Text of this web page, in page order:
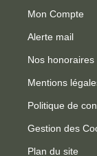
Mon Compte
Alerte mail
Nos honoraires
Mentions
Politique de
Gestion des
Plan du site